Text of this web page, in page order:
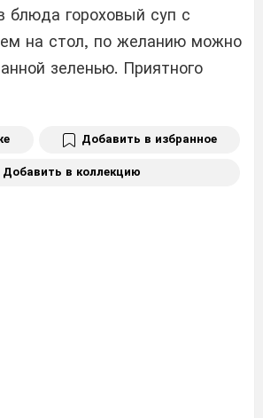
блюда гороховый суп с
на стол, по желанию можно
зеленью. Приятного
Добавить в избранное
Добавить в коллекцию